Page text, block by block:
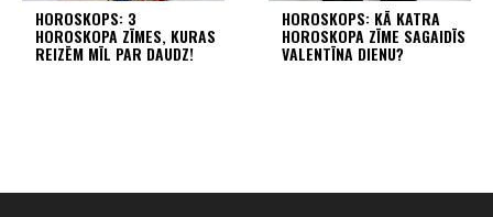
HOROSKOPS: 3
HOROSKOPA ZĪMES, KURAS
REIZĒM MĪL PAR DAUDZ!
HOROSKOPS: KĀ KATRA
HOROSKOPA ZĪME SAGAIDĪS
VALENTĪNA DIENU?